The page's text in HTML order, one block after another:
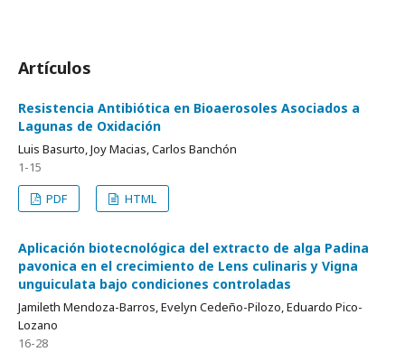
Artículos
Resistencia Antibiótica en Bioaerosoles Asociados a
Lagunas de Oxidación
Luis Basurto, Joy Macias, Carlos Banchón
1-15
PDF
HTML
Aplicación biotecnológica del extracto de alga Padina
pavonica en el crecimiento de Lens culinaris y Vigna
unguiculata bajo condiciones controladas
Jamileth Mendoza-Barros, Evelyn Cedeño-Pilozo, Eduardo Pico-
Lozano
16-28